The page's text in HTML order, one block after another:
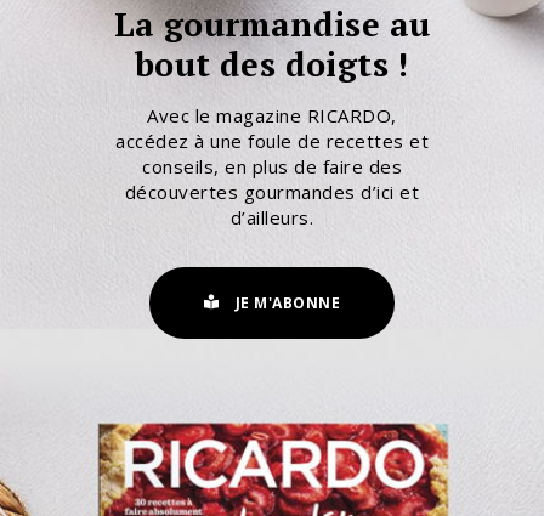
La gourmandise au
bout des doigts !
Avec le magazine RICARDO,
accédez à une foule de recettes et
conseils, en plus de faire des
découvertes gourmandes d’ici et
d’ailleurs.
JE M'ABONNE